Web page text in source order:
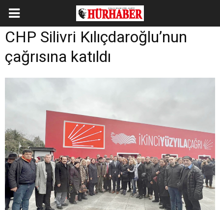
CHP Silivri Kılıçdaroğlu’nun
çağrısına katıldı